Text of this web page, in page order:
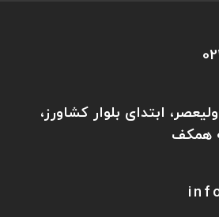
ابتدای بلوار کشاورز،